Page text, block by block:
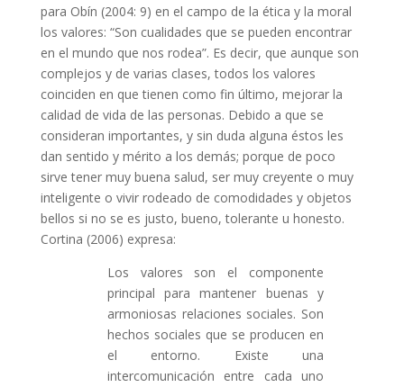
para Obín (2004: 9) en el campo de la ética y la moral
los valores: “Son cualidades que se pueden encontrar
en el mundo que nos rodea”. Es decir, que aunque son
complejos y de varias clases, todos los valores
coinciden en que tienen como fin último, mejorar la
calidad de vida de las personas. Debido a que se
consideran importantes, y sin duda alguna éstos les
dan sentido y mérito a los demás; porque de poco
sirve tener muy buena salud, ser muy creyente o muy
inteligente o vivir rodeado de comodidades y objetos
bellos si no se es justo, bueno, tolerante u honesto.
Cortina (2006) expresa:
Los valores son el componente
principal para mantener buenas y
armoniosas relaciones sociales. Son
hechos sociales que se producen en
el entorno. Existe una
intercomunicación entre cada uno